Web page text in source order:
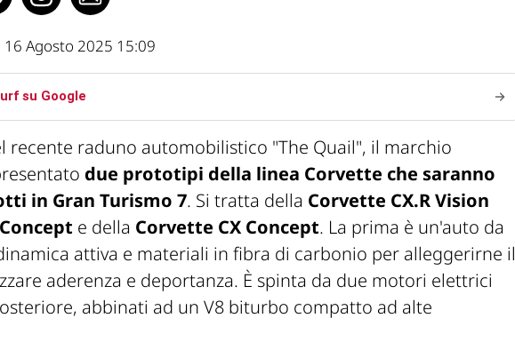
16 Agosto 2025 15:09
su Google
recente raduno automobilistico "The Quail", il marchio
due prototipi della linea Corvette che saranno
in Gran Turismo 7. Si tratta della Corvette CX.R Vision
e della Corvette CX Concept. La prima è un'auto da
attiva e materiali in fibra di carbonio per alleggerirne il
aderenza e deportanza. È spinta da due motori elettrici
abbinati ad un V8 biturbo compatto ad alte